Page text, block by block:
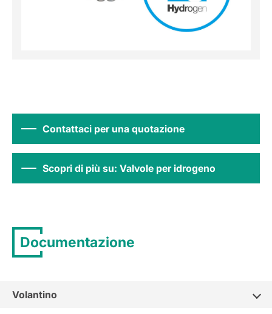
Contattaci per una quotazione
Scopri di più su: Valvole per idrogeno
Documentazione
Volantino